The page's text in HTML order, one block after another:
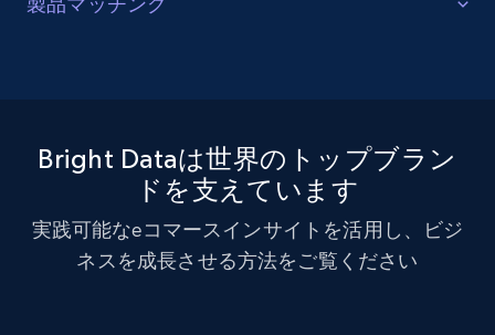
品・バリエーション・SKUを正確に整合させ、全プラッ
トフォームで一貫性と正確性を確保します。
Bright Dataは世界のトップブラン
ドを支えています
実践可能なeコマースインサイトを活用し、ビジ
ネスを成長させる方法をご覧ください